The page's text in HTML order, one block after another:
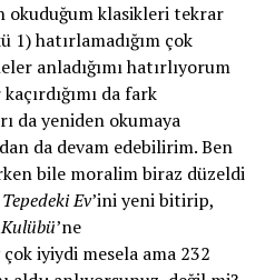
okuduğum klasikleri tekrar
hatırlamadığım çok
anladığımı hatırlıyorum
da fark
da yeniden okumaya
da devam edebilirim. Ben
bile moralim biraz düzeldi
Tepedeki Ev’ini yeni bitirip,
’ne
çok iyiydi mesela ama 232